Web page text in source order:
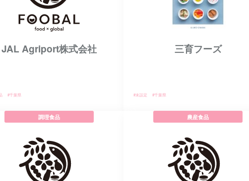
JAL Agriport株式会社
#千葉県
三育フーズ
#未設定 #千葉県
調理食品 農産食品